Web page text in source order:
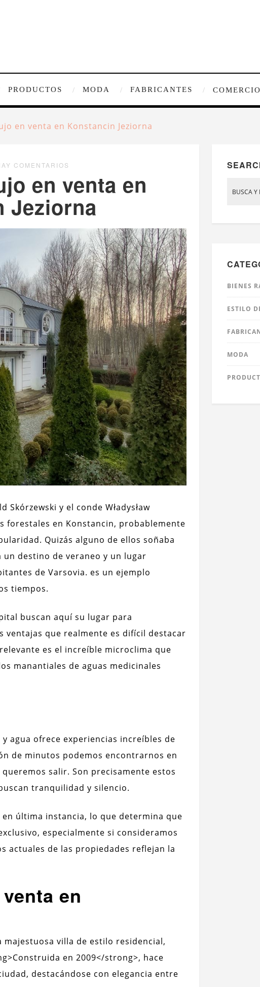
PRODUCTOS MODA FABRICANTES COMERCIO
en venta en Konstancin Jeziorna
COMENTARIOS
en venta en
Jeziorna
y el conde Władysław
forestales en Konstancin, probablemente
Quizás alguno de ellos soñaba
destino de veraneo y un lugar
de Varsovia. es un ejemplo
tiempos.
buscan aquí su lugar para
ventajas que realmente es difícil destacar
es el increíble microclima que
manantiales de aguas medicinales
agua ofrece experiencias increíbles de
de minutos podemos encontrarnos en
salir. Son precisamente estos
tranquilidad y silencio.
última instancia, lo que determina que
especialmente si consideramos
actuales de las propiedades reflejan la
en
villa de estilo residencial,
en 2009</strong>, hace
destacándose con elegancia entre
BIENES
ESTILO
MODA